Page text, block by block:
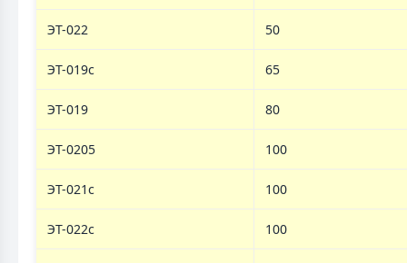
ЭТ-022 50
ЭТ-019c 65
ЭТ-019 80
ЭТ-0205 100
ЭТ-021с 100
ЭТ-022с 100